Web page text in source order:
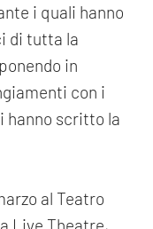
i quali hanno
di tutta la
in
con i
hanno scritto la
al Teatro
Live Theatre,